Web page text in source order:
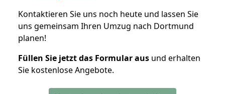
Kontaktieren Sie uns noch heute und lassen Sie
uns gemeinsam Ihren Umzug nach Dortmund
planen!
Füllen Sie jetzt das Formular aus und erhalten
Sie kostenlose Angebote.